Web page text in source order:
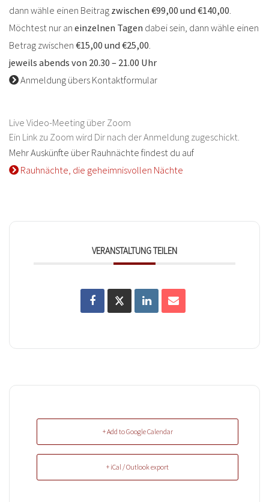
dann wähle einen Beitrag zwischen €99,00 und €140,00.
Möchtest nur an einzelnen Tagen dabei sein, dann wähle einen
Betrag zwischen €15,00 und €25,00.
jeweils abends von 20.30 – 21.00 Uhr
Anmeldung übers Kontaktformular
Live Video-Meeting über Zoom
Ein Link zu Zoom wird Dir nach der Anmeldung zugeschickt.
Mehr Auskünfte über Rauhnächte findest du auf
Rauhnächte, die geheimnisvollen Nächte
VERANSTALTUNG TEILEN
+ Add to Google Calendar
+ iCal / Outlook export